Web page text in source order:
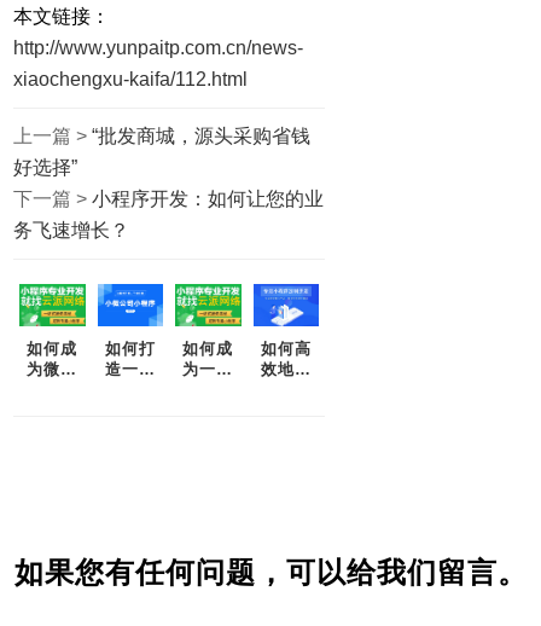
本文链接：
http://www.yunpaitp.com.cn/news-
xiaochengxu-kaifa/112.html
上一篇 > “批发商城，源头采购省钱
好选择”
下一篇 > 小程序开发：如何让您的业
务飞速增长？
如何成
为微信
如何打
造一款
如何成
为一名
如何高
效地开
如果您有任何问题，可以给我们留言。